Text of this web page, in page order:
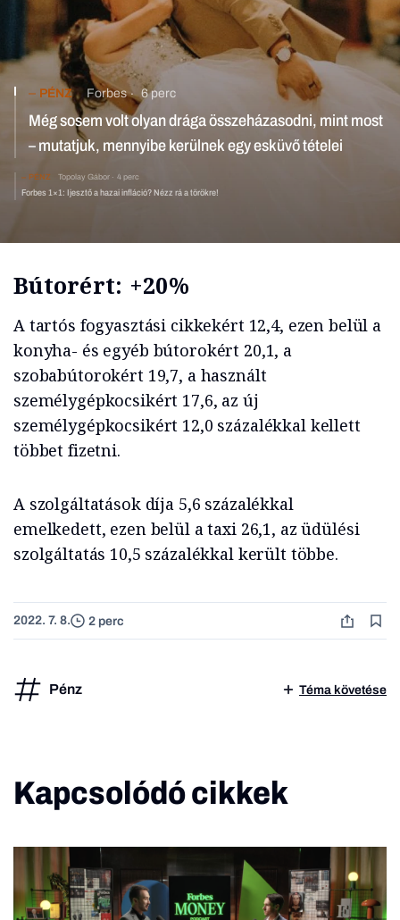
PÉNZ Forbes 6 perc
Még sosem volt olyan drága összeházasodni, mint most
– mutatjuk, mennyibe kerülnek egy esküvő tételei
PÉNZ Topolay Gábor 4 perc
Forbes 1×1: Ijesztő a hazai infláció? Nézz rá a törökre!
Bútorért: +20%
A tartós fogyasztási cikkekért 12,4, ezen belül a
konyha- és egyéb bútorokért 20,1, a
szobabútorokért 19,7, a használt
személygépkocsikért 17,6, az új
személygépkocsikért 12,0 százalékkal kellett
többet fizetni.
A szolgáltatások díja 5,6 százalékkal
emelkedett, ezen belül a taxi 26,1, az üdülési
szolgáltatás 10,5 százalékkal került többe.
2022. 7. 8. 2 perc
Pénz Téma követése
Kapcsolódó cikkek